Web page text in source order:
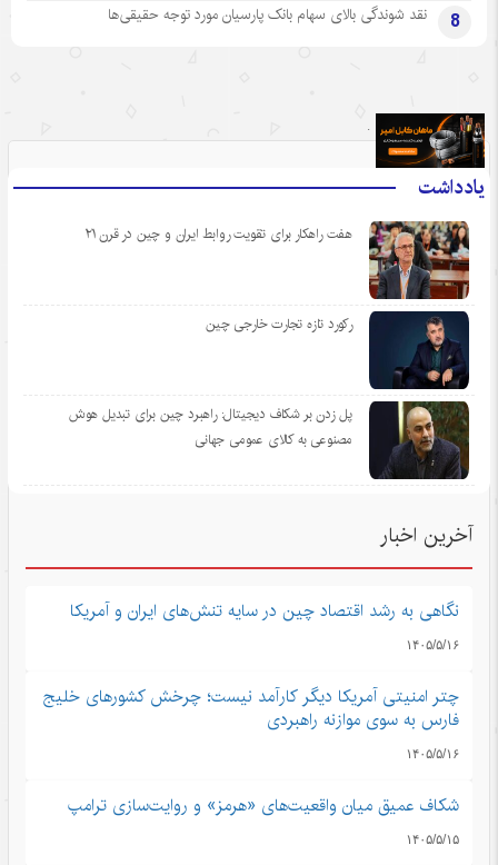
8 نقد شوندگی بالای سهام بانک پارسیان مورد توجه حقیقی‌ها
یادداشت
هفت راهکار برای تقویت روابط ایران و چین در قرن ۲۱
رکورد تازه تجارت خارجی چین
پل زدن بر شکاف دیجیتال: راهبرد چین برای تبدیل هوش
مصنوعی به کالای عمومی جهانی
.
آخرین اخبار
نگاهی به رشد اقتصاد چین در سایه تنش‌های ایران و آمریکا
۱۴۰۵/۵/۱۶
چتر امنیتی آمریکا دیگر کارآمد نیست؛ چرخش کشورهای خلیج
فارس به سوی موازنه راهبردی
۱۴۰۵/۵/۱۶
شکاف عمیق میان واقعیت‌های «هرمز» و روایت‌سازی ترامپ
۱۴۰۵/۵/۱۵